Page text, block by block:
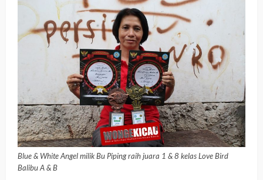
Blue & White Angel milik Bu Piping raih juara 1 & 8 kelas Love Bird
Balibu A & B